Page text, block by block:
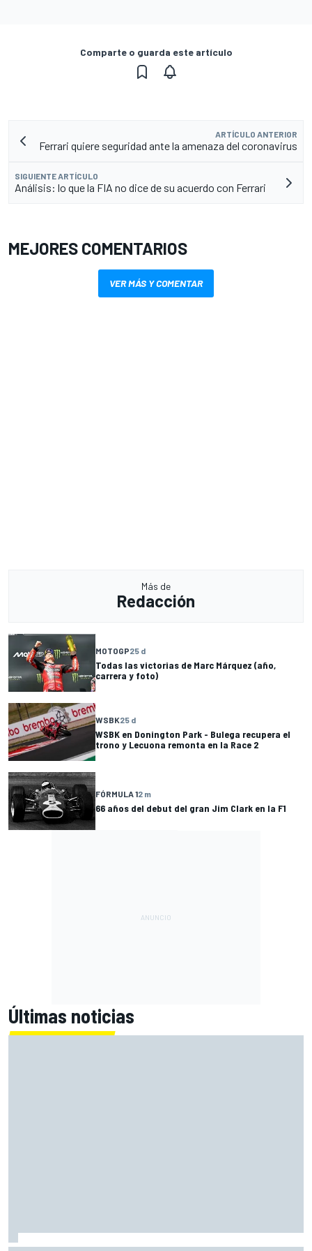
Comparte o guarda este artículo
ARTÍCULO ANTERIOR
Ferrari quiere seguridad ante la amenaza del coronavirus
SIGUIENTE ARTÍCULO
Análisis: lo que la FIA no dice de su acuerdo con Ferrari
MEJORES COMENTARIOS
VER MÁS Y COMENTAR
Más de
Redacción
MOTOGP25 d
Todas las victorias de Marc Márquez (año,
carrera y foto)
WSBK25 d
WSBK en Donington Park - Bulega recupera el
trono y Lecuona remonta en la Race 2
FÓRMULA 12 m
66 años del debut del gran Jim Clark en la F1
Últimas noticias